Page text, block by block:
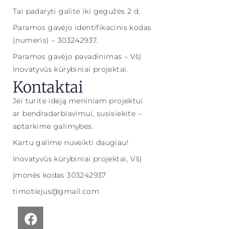
Tai padaryti galite iki gegužės 2 d.
Paramos gavėjo identifikacinis kodas
(numeris) – 303242937.
Paramos gavėjo pavadinimas – VšĮ
Inovatyvūs kūrybiniai projektai.
Kontaktai
Jei turite idėją meniniam projektui
ar bendradarbiavimui, susisiekite –
aptarkime galimybes.
Kartu galime nuveikti daugiau!
Inovatyvūs kūrybiniai projektai, VšĮ
Įmonės kodas 303242937
timotiejus@gmail.com